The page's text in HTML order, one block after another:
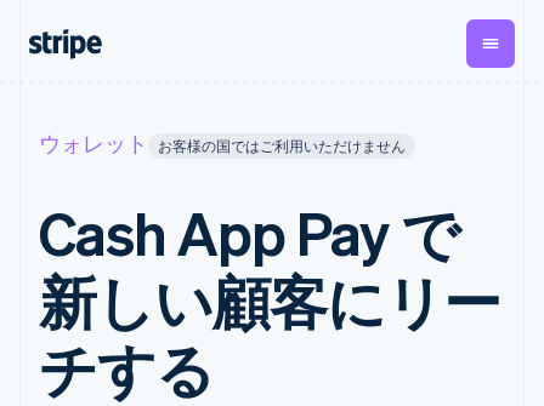
支払い
オンライン決
済
Managed
Payments
マーチャント
オブレコード
ソリューショ
ン
Payment links
コーディング
Metronome
従量課金
サブスクリ
プション
理
Global
Payouts
第三者
への入
金
ユースケース別
エージェンティックコマ
ース
E コマース / ECサイト
ライブラリと SDK
Stripe Apps
ガイド
オンライン決済を受け付
ガイド
サポート
サポートに問い合わせる
管理サポートプラン
ウォレット お客様の国ではご利用いただけません
Cash App Pay で
新しい顧客にリー
チする